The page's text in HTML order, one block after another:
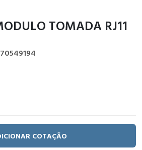
TOMADA RJ11
COTAÇÃO